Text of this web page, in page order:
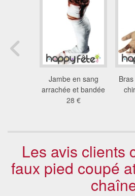
Jambe en sang
arrachée et bandée
28 €
Les avis clients
faux pied coupé